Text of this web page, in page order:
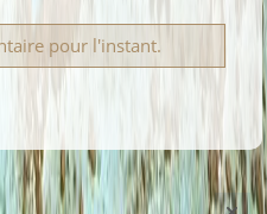
pour l'instant.